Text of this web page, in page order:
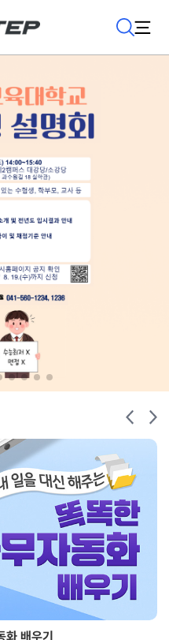
화 배우기